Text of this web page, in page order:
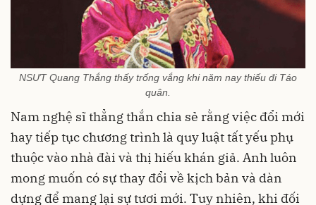
NSƯT Quang Thắng thấy trống vắng khi năm nay thiếu đi Táo
quân.
Nam nghệ sĩ thẳng thắn chia sẻ rằng việc đổi mới
hay tiếp tục chương trình là quy luật tất yếu phụ
thuộc vào nhà đài và thị hiếu khán giả. Anh luôn
mong muốn có sự thay đổi về kịch bản và dàn
dựng để mang lại sự tươi mới. Tuy nhiên, khi đối